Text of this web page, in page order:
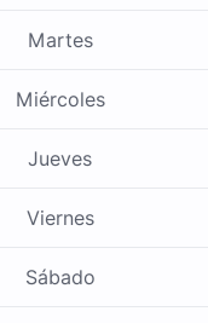
Martes
Miércoles
Jueves
Viernes
Sábado